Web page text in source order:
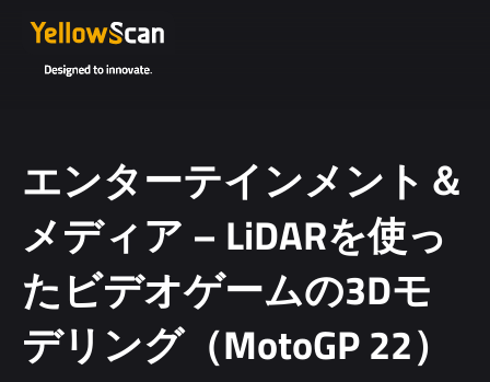
エンターテインメント＆
メディア – LiDARを使っ
たビデオゲームの3Dモ
デリング（MotoGP 22）
Project
I agree to